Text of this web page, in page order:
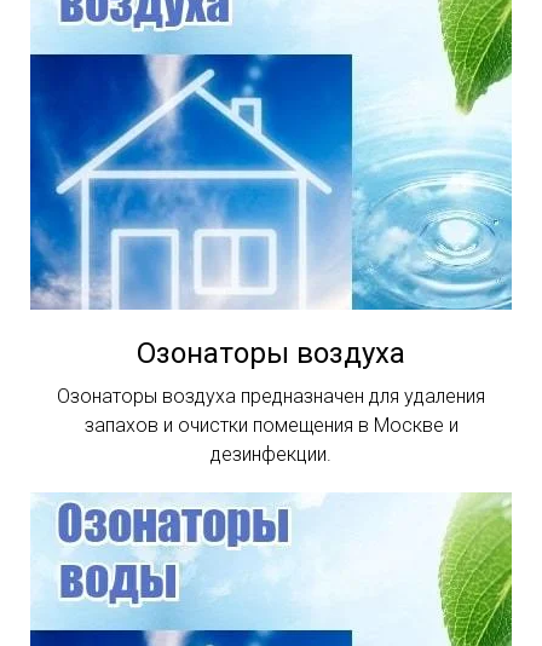
Озонаторы воздуха
Озонаторы воздуха предназначен для удаления
запахов и очистки помещения в Москве и
дезинфекции.